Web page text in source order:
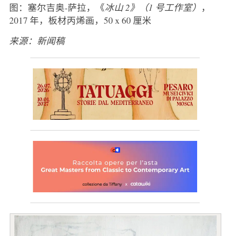
图：塞尔吉奥-萨拉，《冰山 2》（1 号工作室） ，
2017 年，板材丙烯画，50 x 60 厘米
来源：新闻稿